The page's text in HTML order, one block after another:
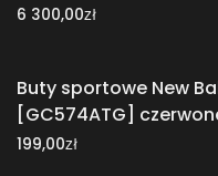
6 300,00zł
Buty sportowe New
[GC574ATG]
199,00zł